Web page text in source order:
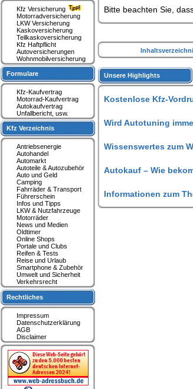
Bitte beachten Sie,
Unsere Highlights
Kostenlose Kfz-
Wird Autotuning
Wissenswertes zum
Autokauf – Wie
Informationen zum
Kfz Versicherung
Motorradversicherung
LKW Versicherung
Kaskoversicherung
Teilkaskoversicherung
Kfz Haftpflicht
Autoversicherungen
Wohnmobilversicherung
Formulare
Kfz-Kaufvertrag
Motorrad-Kaufvertrag
Autokaufvertrag
Unfallbericht, usw.
Kfz Verzeichnis
Antriebsenergie
Autohandel
Automarkt
Autoteile & Autozubehör
Auto und Geld
Camping
Fahrräder & Transport
Führerschein
Infos und Tipps
LKW & Nutzfahrzeuge
Motorräder
News und Medien
Oldtimer
Online Shops
Portale und Clubs
Reifen & Tests
Reise und Urlaub
Smartphone & Zubehör
Umwelt und Sicherheit
Verkehrsrecht
Rechtliches
Impressum
Datenschutzerklärung
AGB
Disclaimer